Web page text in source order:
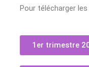
Pour télécharger
1er trimestre